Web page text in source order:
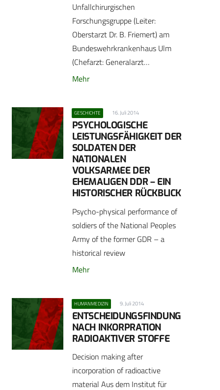
Unfallchirurgischen
Forschungsgruppe (Leiter:
Oberstarzt Dr. B. Friemert) am
Bundeswehrkrankenhaus Ulm
(Chefarzt: Generalarzt…
Mehr
GESCHICHTE 16. Juli 2014
PSYCHOLOGISCHE
LEISTUNGSFÄHIGKEIT DER
SOLDATEN DER
NATIONALEN
VOLKSARMEE DER
EHEMALIGEN DDR – EIN
HISTORISCHER RÜCKBLICK
Psycho-physical performance of
soldiers of the National Peoples
Army of the ­former GDR – a
historical review
Mehr
HUMANMEDIZIN 9. Juli 2014
ENTSCHEIDUNGSFINDUNG
NACH INKORPRATION
RADIOAKTIVER STOFFE
Decision making after
incorporation of radioactive
material Aus dem Institut für